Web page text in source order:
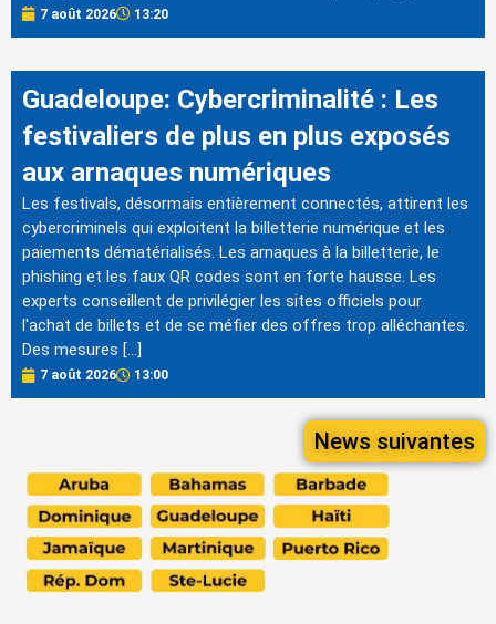
7 août 2026 13:20
Guadeloupe: Cybercriminalité : Les
festivaliers de plus en plus exposés
aux arnaques numériques
Les festivals, désormais entièrement connectés, attirent les
cybercriminels qui exploitent la billetterie numérique et les
paiements dématérialisés. Les arnaques à la billetterie, le
phishing et les faux QR codes sont en forte hausse. Les
experts conseillent de privilégier les sites officiels pour
l'achat de billets et de se méfier des offres trop alléchantes.
Des mesures […]
7 août 2026 13:00
News suivantes